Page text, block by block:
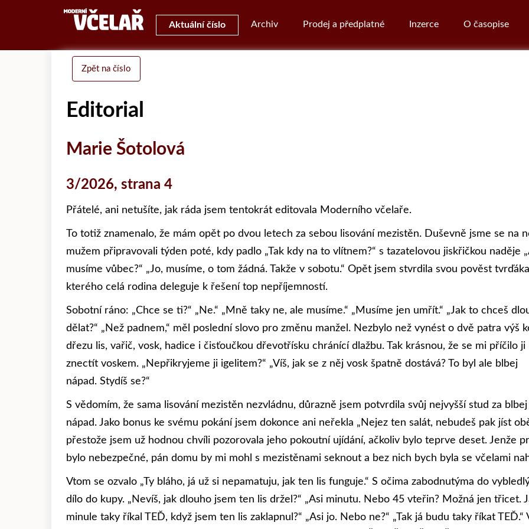
Aktuální číslo Archiv Prodej a předplatné Inzerce O časopise
Zpět na číslo
Editorial
Marie Šotolová
3/2026, strana 4
Přátelé, ani netušíte, jak ráda jsem tentokrát editovala Moderního včelaře.
To totiž znamenalo, že mám opět po dvou letech za sebou lisování mezistěn. Duševně jsme se na
mužem připravovali týden poté, kdy padlo „Tak kdy na to vlítnem?“ s tazatelovou jiskřičkou naděje
musíme vůbec?“ „Jo, musíme, o tom žádná. Takže v sobotu.“ Opět jsem stvrdila svou pověst
kterého celá rodina deleguje k řešení top nepříjemností.
Sobotní ráno: „Chce se ti?“ „Ne.“ „Mně taky ne, ale musíme.“ „Musíme jen umřít.“ „Jak to chceš
dělat?“ „Než padnem,“ měl poslední slovo pro změnu manžel. Nezbylo než vynést o dvě patra výš
dřezu lis, vařič, vosk, hadice i čisťoučkou dřevotřísku chránící dlažbu. Tak krásnou, že se mi příčilo ji
znectít voskem. „Nepřikryjeme ji igelitem?“ „Víš, jak se z něj vosk špatně dostává? To byl ale blbej
nápad. Stydíš se?“
S vědomím, že sama lisování mezistěn nezvládnu, důrazně jsem potvrdila svůj nejvyšší stud za blbej
nápad. Jako bonus ke svému pokání jsem dokonce ani neřekla „Nejez ten salát, nebudeš pak jíst
přestože jsem už hodnou chvíli pozorovala jeho pokoutní ujídání, ačkoliv bylo teprve deset. Jenže
bylo nebezpečné, pán domu by mi mohl s mezistěnami seknout a bez nich bych byla se včelami
Vtom se ozvalo „Ty bláho, já už si nepamatuju, jak ten lis funguje.“ S očima zabodnutýma do
dílo do kupy. „Nevíš, jak dlouho jsem ten lis držel?“ „Asi minutu. Nebo 45 vteřin? Možná jen třicet.
minule taky říkal TEĎ, když jsem ten lis zaklapnul?“ „Asi jo. Nebo ne?“ „Tak já budu taky říkat